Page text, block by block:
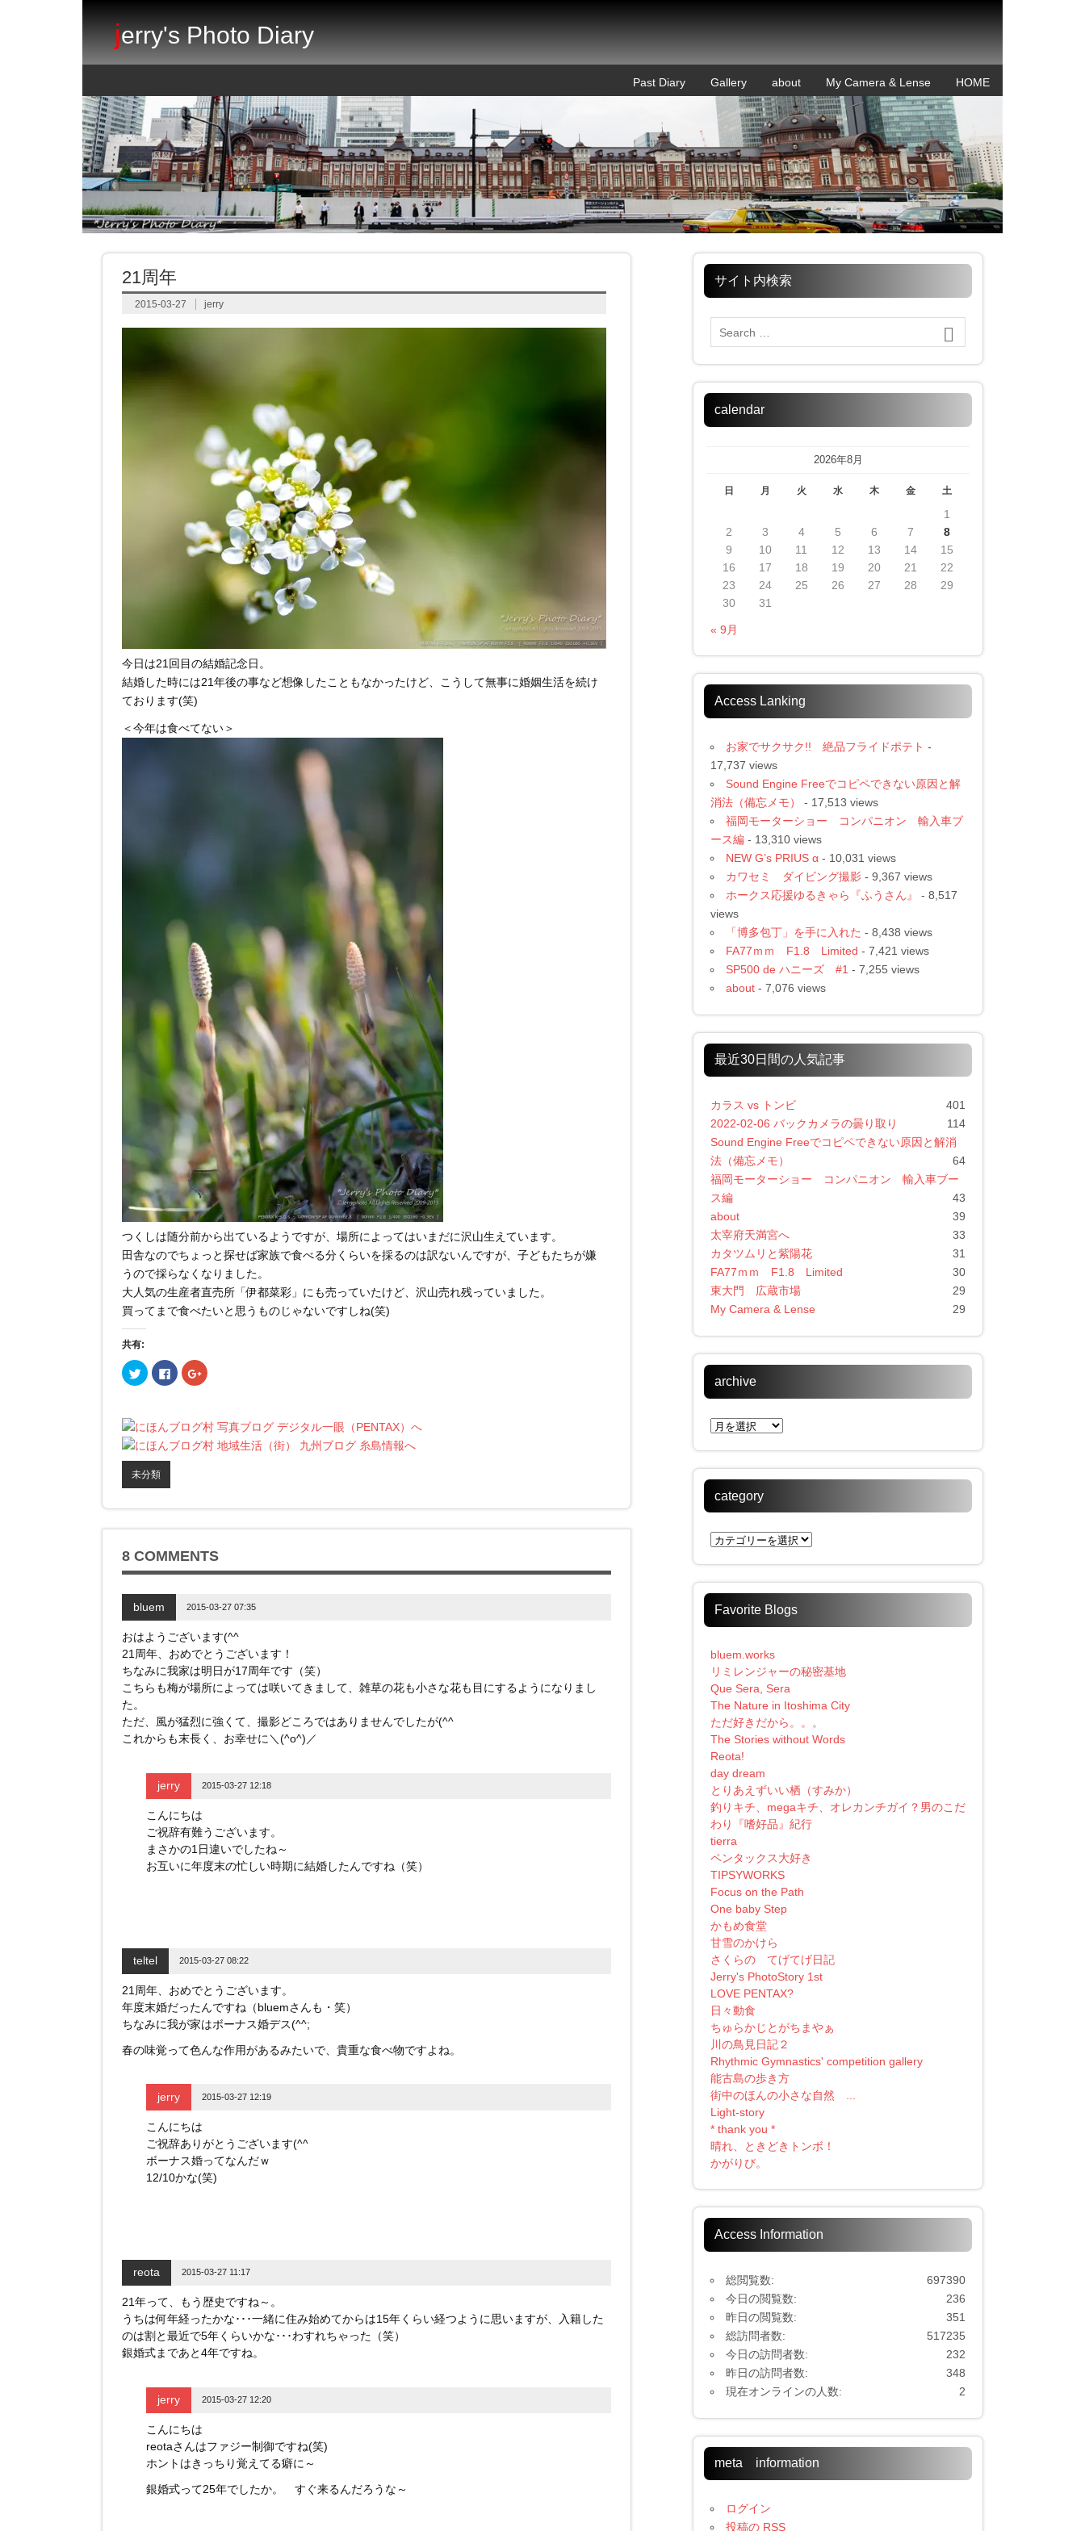
jerry's Photo Diary
HOME
My Camera & Lense
about
Gallery
Past Diary
21周年
2015-03-27 jerry
今日は21回目の結婚記念日。
結婚した時には21年後の事など想像したこともなかったけど、こうして無事に婚姻生活を続け
ております(笑)
＜今年は食べてない＞
つくしは随分前から出ているようですが、場所によってはいまだに沢山生えています。
田舎なのでちょっと探せば家族で食べる分くらいを採るのは訳ないんですが、子どもたちが嫌
うので採らなくなりました。
大人気の生産者直売所「伊都菜彩」にも売っていたけど、沢山売れ残っていました。
買ってまで食べたいと思うものじゃないですしね(笑)
共有:
ク
リ
T
i
t
e
r
共
い
ウ
ィ
ド
ウ
で
開
き
ま
す
)
F
a
o
で
は
し
て
く
さ
新
し
い
ウ
ィ
ン
ド
ウ
き
ま
す
)
ク
リ
て
G
o
o
共
い
ウ
ィ
ウ
で
き
ま
す
)
未分類
8 COMMENTS
bluem 2015-03-27 07:35
おはようございます(^^
21周年、おめでとうございます！
ちなみに我家は明日が17周年です（笑）
こちらも梅が場所によっては咲いてきまして、雑草の花も小さな花も目にするようになりまし
た。
ただ、風が猛烈に強くて、撮影どころではありませんでしたが(^^
これからも末長く、お幸せに＼(^o^)／
jerry 2015-03-27 12:18
こんにちは
ご祝辞有難うございます。
まさかの1日違いでしたね～
お互いに年度末の忙しい時期に結婚したんですね（笑）
teltel 2015-03-27 08:22
21周年、おめでとうございます。
年度末婚だったんですね（bluemさんも・笑）
ちなみに我が家はボーナス婚デス(^^;
春の味覚って色んな作用があるみたいで、貴重な食べ物ですよね。
jerry 2015-03-27 12:19
こんにちは
ご祝辞ありがとうございます(^^
ボーナス婚ってなんだｗ
12/10かな(笑)
reota 2015-03-27 11:17
21年って、もう歴史ですね～。
うちは何年経ったかな･･･一緒に住み始めてからは15年くらい経つように思いますが、入籍した
のは割と最近で5年くらいかな･･･わすれちゃった（笑）
銀婚式まであと4年ですね。
jerry 2015-03-27 12:20
こんにちは
reotaさんはファジー制御ですね(笑)
ホントはきっちり覚えてる癖に～
銀婚式って25年でしたか。 すぐ来るんだろうな～
サイト内検索
calendar
2026年8月
日 月 火 水 木 金 土
« 9月
1
2
3 4 5 6 7
8
9
10 11 12 13 14
15
16
17 18 19 20 21
22
23
24 25 26 27 28
29
30
31
Access Lanking
お家でサクサク!! 絶品フライドポテト -
17,737 views
Sound Engine Freeでコピペできない原因と解
消法（備忘メモ）
- 17,513 views
福岡モーターショー コンパニオン 輸入車ブ
ース編 - 13,310 views
NEW G’s PRIUS α - 10,031 views
カワセミ ダイビング撮影 - 9,367 views
ホークス応援ゆるきゃら『ふうさん』
- 8,517
views
「博多包丁」を手に入れた - 8,438 views
FA77ｍｍ F1.8 Limited - 7,421 views
SP500 de ハニーズ #1 - 7,255 views
about - 7,076 views
最近30日間の人気記事
カラス vs トンビ
401
2022-02-06 バックカメラの曇り取り
114
Sound Engine Freeでコピペできない原因と解消
法（備忘メモ）
64
福岡モーターショー コンパニオン 輸入車ブー
ス編
43
about
39
太宰府天満宮へ
33
カタツムリと紫陽花
31
FA77ｍｍ F1.8 Limited
30
東大門 広蔵市場
29
My Camera & Lense
29
archive
archive
category
category
Favorite Blogs
bluem.works
リミレンジャーの秘密基地
Que Sera, Sera
The Nature in Itoshima City
ただ好きだから。。。
The Stories without Words
Reota!
day dream
とりあえずいい栖（すみか）
釣りキチ、megaキチ、オレカンチガイ？男のこだ
わり『嗜好品』紀行
tierra
ペンタックス大好き
TIPSYWORKS
Focus on the Path
One baby Step
かもめ食堂
甘雪のかけら
さくらの てげてげ日記
Jerry's PhotoStory 1st
LOVE PENTAX?
日々動食
ちゅらかじとがちまやぁ
川の鳥見日記２
Rhythmic Gymnastics' competition gallery
能古島の歩き方
街中のほんの小さな自然 ...
Light-story
* thank you *
晴れ、ときどきトンボ！
かがりび。
Access Information
697390
総閲覧数:
236
今日の閲覧数:
351
昨日の閲覧数:
517235
総訪問者数:
232
今日の訪問者数:
348
昨日の訪問者数:
2
現在オンラインの人数:
meta information
ログイン
投稿の RSS